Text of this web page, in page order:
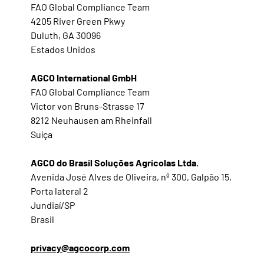
FAO Global Compliance Team
4205 River Green Pkwy
Duluth, GA 30096
Estados Unidos
AGCO International GmbH
FAO Global Compliance Team
Victor von Bruns-Strasse 17
8212 Neuhausen am Rheinfall
Suíça
AGCO do Brasil Soluções Agrícolas Ltda.
Avenida José Alves de Oliveira, nº 300, Galpão 15,
Porta lateral 2
Jundiaí/SP
Brasil
privacy@agcocorp.com